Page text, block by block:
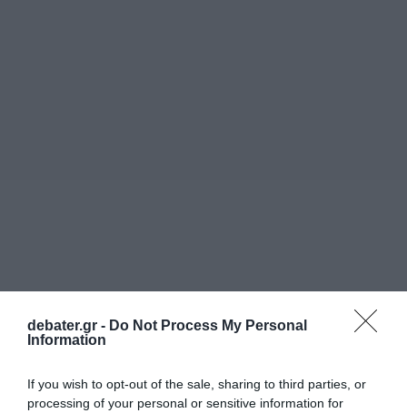
debater.gr - Do Not Process My Personal
Information
If you wish to opt-out of the sale, sharing to third parties, or
processing of your personal or sensitive information for